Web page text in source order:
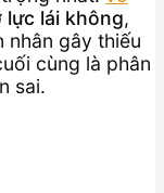
lực lái không,
nhân gây thiếu
cùng là phân
sai.